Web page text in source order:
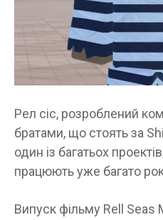
Рел сіс, розроблений
братами, що стоять за
один із багатьох
працюють уже багато
Випуск фільму Rell Seas